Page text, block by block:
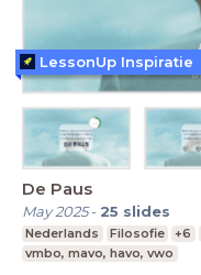
De Paus
May 2025- 25 slides
Nederlands Filosofie +6
vmbo, mavo, havo, vwo
LessonUp Inspiratie